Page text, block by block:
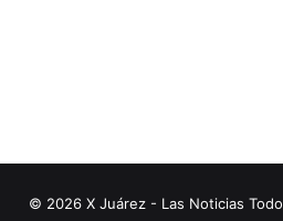
© 2026 X Juárez - Las Noticias